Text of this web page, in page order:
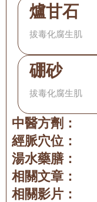
爐甘石
拔毒化腐生肌
硼砂
拔毒化腐生肌
中醫方劑：
經脈穴位：
湯水藥膳：
相關文章：
相關影片：